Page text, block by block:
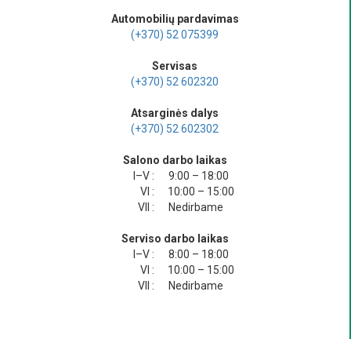
Automobilių pardavimas
(+370) 52 075399
Servisas
(+370) 52 602320
Atsarginės dalys
(+370) 52 602302
Salono darbo laikas
I–V :
9:00 – 18:00
VI :
10:00 – 15:00
VII :
Nedirbame
Serviso darbo laikas
I–V :
8:00 – 18:00
VI :
10:00 – 15:00
VII :
Nedirbame